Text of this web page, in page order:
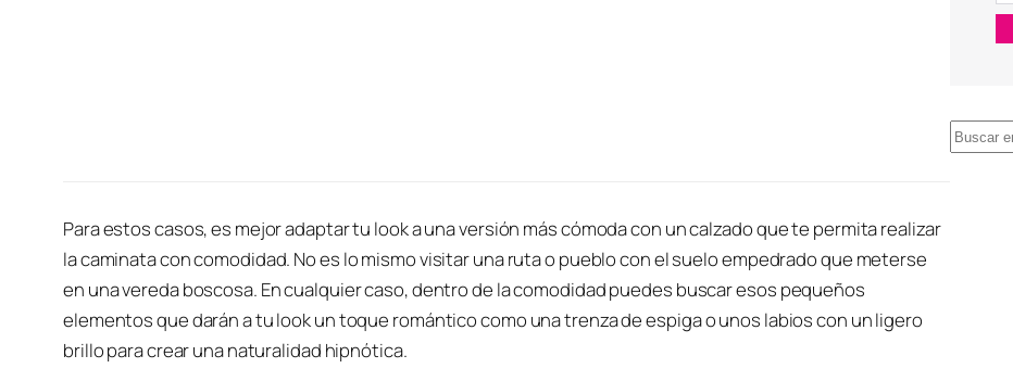
Para estos casos, es mejor adaptar tu look a una versión más cómoda con un calzado que te permita realizar
la caminata con comodidad. No es lo mismo visitar una ruta o pueblo con el suelo empedrado que meterse
en una vereda boscosa. En cualquier caso, dentro de la comodidad puedes buscar esos pequeños
elementos que darán a tu look un toque romántico como una trenza de espiga o unos labios con un ligero
brillo para crear una naturalidad hipnótica.
B